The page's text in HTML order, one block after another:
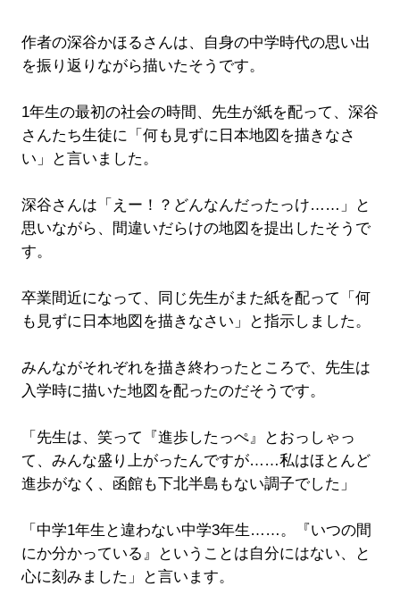
作者の深谷かほるさんは、自身の中学時代の思い出
を振り返りながら描いたそうです。
1年生の最初の社会の時間、先生が紙を配って、深谷
さんたち生徒に「何も見ずに日本地図を描きなさ
い」と言いました。
深谷さんは「えー！？どんなんだったっけ……」と
思いながら、間違いだらけの地図を提出したそうで
す。
卒業間近になって、同じ先生がまた紙を配って「何
も見ずに日本地図を描きなさい」と指示しました。
みんながそれぞれを描き終わったところで、先生は
入学時に描いた地図を配ったのだそうです。
「先生は、笑って『進歩したっぺ』とおっしゃっ
て、みんな盛り上がったんですが……私はほとんど
進歩がなく、函館も下北半島もない調子でした」
「中学1年生と違わない中学3年生……。『いつの間
にか分かっている』ということは自分にはない、と
心に刻みました」と言います。